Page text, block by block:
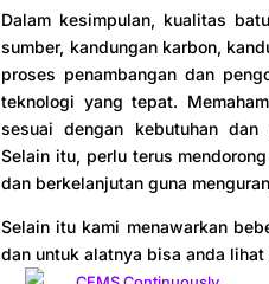
Dalam kesimpulan, kualitas
sumber, kandungan karbon,
proses penambangan dan
teknologi yang tepat.
sesuai dengan kebutuhan dan
Selain itu, perlu terus
dan berkelanjutan guna
Selain itu kami menawarkan
dan untuk alatnya bisa anda